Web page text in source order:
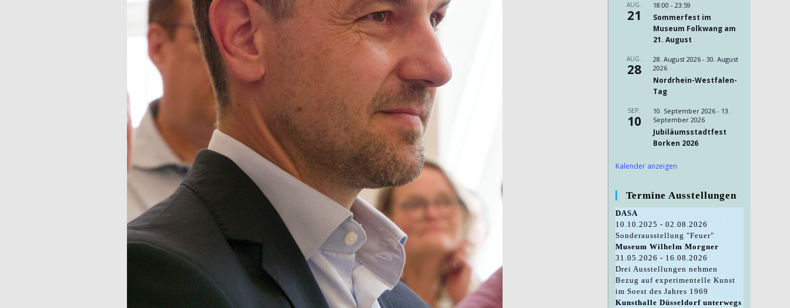
AUG.
21
18:00 - 23:59
Sommerfest im
Museum Folkwang am
21. August
AUG.
28
28. August 2026- 30. August
2026
Nordrhein-Westfalen-
Tag
SEP.
10
10. September 2026- 13.
September 2026
Jubiläumsstadtfest
Borken 2026
Kalender anzeigen
Termine Ausstellungen
DASA
10.10.2025 - 02.08.2026
Sonderausstellung "Feuer"
Museum Wilhelm Morgner
31.05.2026 - 16.08.2026
Drei Ausstellungen nehmen
Bezug auf experimentelle Kunst
im Soest des Jahres 1969
Kunsthalle Düsseldorf unterwegs